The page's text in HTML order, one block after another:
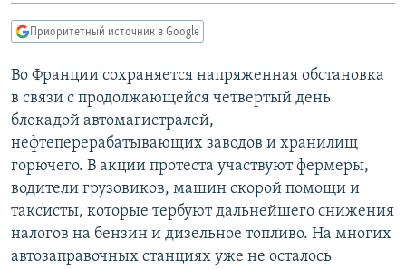
СИБИРЬ.РЕАЛИИ
ПОДПИШИТЕСЬ НА РАССЫЛКУ
СОЦИАЛЬНЫЕ СЕТИ
Все сайты РСЕ/РС
Приоритетный источник в Google
Во Франции сохраняется напряженная обстановка
в связи с продолжающейся четвертый день
блокадой автомагистралей,
нефтеперерабатывающих заводов и хранилищ
горючего. В акции протеста участвуют фермеры,
водители грузовиков, машин скорой помощи и
таксисты, которые тербуют дальнейшего снижения
налогов на бензин и дизельное топливо. На многих
автозаправочных станциях уже не осталось